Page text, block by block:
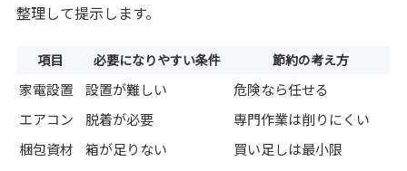
整理して提示します。
項目 必要になりやすい条件 節約の考え方
家電設置 設置が難しい
危険なら任せる
エアコン
脱着が必要
専門作業は削りにくい
梱包資材
箱が足りない 買い足しは最小限